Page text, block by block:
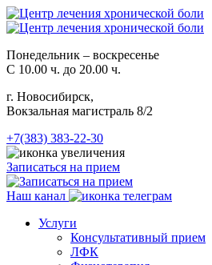
Понедельник – воскресенье
С 10.00 ч. до 20.00 ч.
г. Новосибирск,
Вокзальная магистраль 8/2
+7(383) 383-22-30
Записаться на прием
Наш канал
Услуги
Консультативный прием
ЛФК